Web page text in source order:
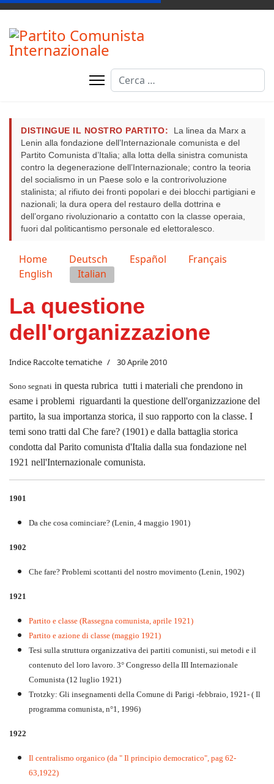
Cerca
DISTINGUE IL NOSTRO PARTITO:
La linea da Marx a
Lenin alla fondazione dell’Internazionale comunista e del
Partito Comunista d’Italia; alla lotta della sinistra comunista
contro la degenerazione dell’Internazionale; contro la teoria
del socialismo in un Paese solo e la controrivoluzione
stalinista; al rifiuto dei fronti popolari e dei blocchi partigiani e
nazionali; la dura opera del restauro della dottrina e
dell’organo rivoluzionario a contatto con la classe operaia,
fuori dal politicantismo personale ed elettoralesco.
Seleziona la tua lingua
Home Deutsch Español
Français
English
Italian
La questione
dell'organizzazione
Indice Raccolte tematiche 30 Aprile 2010
Sono segnati in questa rubrica tutti i materiali che prendono in
esame i problemi riguardanti la questione dell'organizzazione del
partito, la sua importanza storica, il suo rapporto con la classe. I
temi sono tratti dal Che fare? (1901) e dalla battaglia storica
condotta dal Parito comunista d'Italia dalla sua fondazione nel
1921 nell'Internazionale comunista.
1901
Da che cosa cominciare? (Lenin, 4 maggio 1901)
1902
Che fare? Problemi scottanti del nostro movimento (Lenin, 1902)
1921
Partito e classe (Rassegna comunista, aprile 1921)
Partito e azione di classe (maggio 1921)
Tesi sulla struttura organizzativa dei partiti comunisti, sui metodi e il
contenuto del loro lavoro. 3° Congresso della III Internazionale
Comunista (12 luglio 1921)
Trotzky: Gli insegnamenti della Comune di Parigi -febbraio, 1921- ( Il
programma comunista, n°1, 1996)
1922
Il centralismo organico (da " Il principio democratico", pag 62-
63,1922)